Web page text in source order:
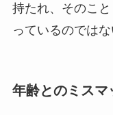
持たれ、そのこ
っているのではな
年齢とのミスマ